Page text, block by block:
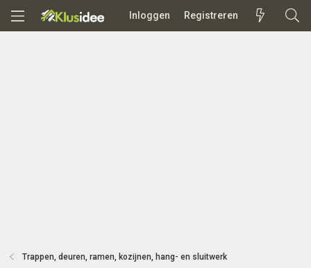
Inloggen Registreren
Trappen, deuren, ramen, kozijnen, hang- en sluitwerk